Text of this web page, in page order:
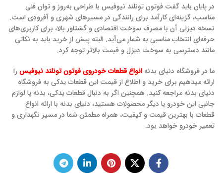
در پایان باید گفت فوتون تونلند نیوفیس با طراحی به‌روز و توان فنی
مناسب، گزینه‌ای کارآمد برای رانندگی در مسیرهای شهری و آفرودی است.
نسخه دیزلی آن با مصرف سوخت اقتصادی و گشتاور بالا، برای کاربری‌های
حرفه‌ای انتخاب مناسبی به شمار می‌آید. البته پیش از خرید باید به نکاتی
مانند دسترسی به سوخت دیزل و قیمت بالاتر توجه کرد.
ما در فروشگاه دنیای بدنه انواع قطعات خودروی فوتون تونلند نیوفیس را
ارائه میدهیم برای خرید و اطلاع از قیمت این قطعات یدکی به فروشگاه
دنیای بدنه مراجعه کنید. همچنین اگر به دنبال قطعات یدکی، بدنه یا لوازم
جانبی این خودرو یا دیگر محصولات هستید، دنیای بدنه با ارائه انواع
قطعات با بهترین قیمت و کیفیت، همراه مطمئن شما در مسیر نگهداری و
تعمیر خودرو خواهد بود.